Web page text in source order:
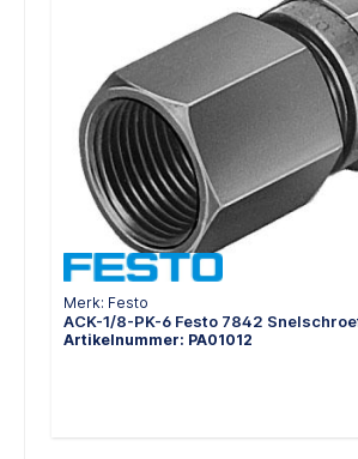
Merk: Festo
ACK-1/8-PK-6 Festo 7842
Artikelnummer: PA01012